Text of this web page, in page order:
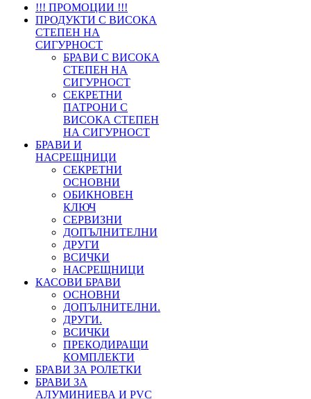
!!! ПРОМОЦИИ !!!
ПРОДУКТИ С ВИСОКА
СТЕПЕН НА
СИГУРНОСТ
БРАВИ С ВИСОКА
СТЕПЕН НА
СИГУРНОСТ
СЕКРЕТНИ
ПАТРОНИ С
ВИСОКА СТЕПЕН
НА СИГУРНОСТ
БРАВИ И
НАСРЕЩНИЦИ
СЕКРЕТНИ
ОСНОВНИ
ОБИКНОВЕН
КЛЮЧ
СЕРВИЗНИ
ДОПЪЛНИТЕЛНИ
ДРУГИ
ВСИЧКИ
НАСРЕЩНИЦИ
КАСОВИ БРАВИ
ОСНОВНИ
ДОПЪЛНИТЕЛНИ.
ДРУГИ.
ВСИЧКИ
ПРЕКОДИРАЩИ
КОМПЛЕКТИ
БРАВИ ЗА РОЛЕТКИ
БРАВИ ЗА
АЛУМИНИЕВА И PVC